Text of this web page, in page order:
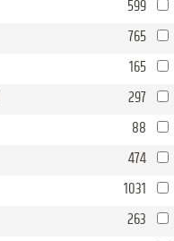
599
765
165
297
88
474
1031
263